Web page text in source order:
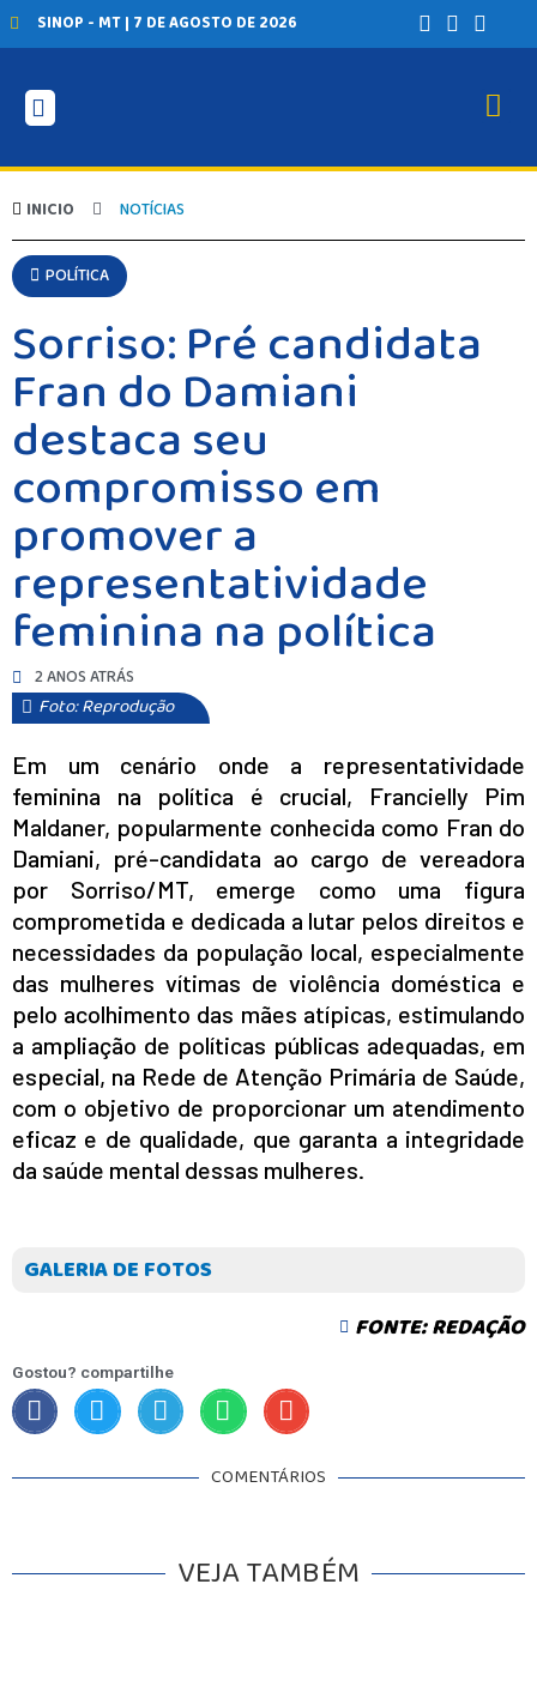
SINOP - MT | 7 DE AGOSTO DE 2026
INICIO NOTÍCIAS
POLÍTICA
Sorriso: Pré candidata
Fran do Damiani
destaca seu
compromisso em
promover a
representatividade
feminina na política
2 ANOS ATRÁS
Foto: Reprodução
Em um cenário onde a representatividade
feminina na política é crucial, Francielly Pim
Maldaner, popularmente conhecida como Fran do
Damiani, pré-candidata ao cargo de vereadora
por Sorriso/MT, emerge como uma figura
comprometida e dedicada a lutar pelos direitos e
necessidades da população local, especialmente
das mulheres vítimas de violência doméstica e
pelo acolhimento das mães atípicas, estimulando
a ampliação de políticas públicas adequadas, em
especial, na Rede de Atenção Primária de Saúde,
com o objetivo de proporcionar um atendimento
eficaz e de qualidade, que garanta a integridade
da saúde mental dessas mulheres.
GALERIA DE FOTOS
FONTE: REDAÇÃO
Gostou? compartilhe
COMENTÁRIOS
VEJA TAMBÉM